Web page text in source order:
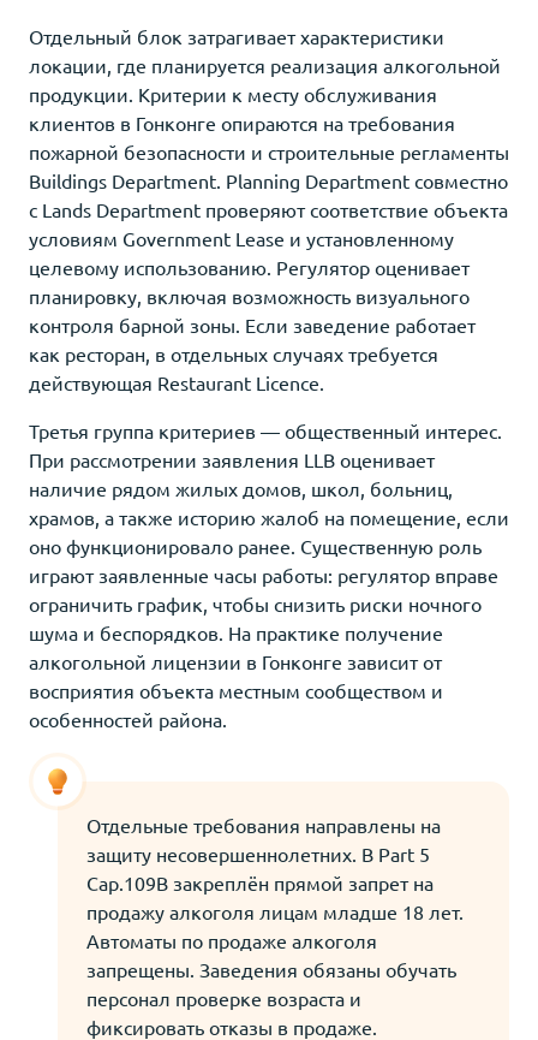
Отдельный блок затрагивает характеристики
локации, где планируется реализация алкогольной
продукции. Критерии к месту обслуживания
клиентов в Гонконге опираются на требования
пожарной безопасности и строительные регламенты
Buildings Department. Planning Department совместно
с Lands Department проверяют соответствие объекта
условиям Government Lease и установленному
целевому использованию. Регулятор оценивает
планировку, включая возможность визуального
контроля барной зоны. Если заведение работает
как ресторан, в отдельных случаях требуется
действующая Restaurant Licence.
Третья группа критериев — общественный интерес.
При рассмотрении заявления LLB оценивает
наличие рядом жилых домов, школ, больниц,
храмов, а также историю жалоб на помещение, если
оно функционировало ранее. Существенную роль
играют заявленные часы работы: регулятор вправе
ограничить график, чтобы снизить риски ночного
шума и беспорядков. На практике получение
алкогольной лицензии в Гонконге зависит от
восприятия объекта местным сообществом и
особенностей района.
Отдельные требования направлены на
защиту несовершеннолетних. В Part 5
Cap.109B закреплён прямой запрет на
продажу алкоголя лицам младше 18 лет.
Автоматы по продаже алкоголя
запрещены. Заведения обязаны обучать
персонал проверке возраста и
фиксировать отказы в продаже.